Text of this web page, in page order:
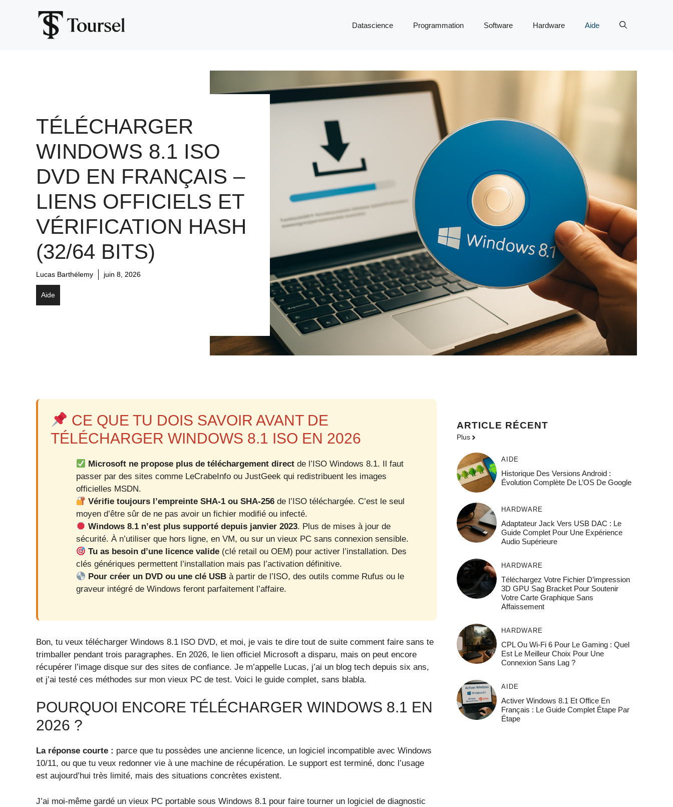
Datascience Programmation Software Hardware Aide
TÉLÉCHARGER
WINDOWS 8.1 ISO
DVD EN FRANÇAIS –
LIENS OFFICIELS ET
VÉRIFICATION HASH
(32/64 BITS)
Lucas Barthélemy juin 8, 2026
Aide
CE QUE TU DOIS SAVOIR AVANT DE
TÉLÉCHARGER WINDOWS 8.1 ISO EN 2026
Microsoft ne propose plus de téléchargement direct de l’ISO Windows 8.1. Il faut
passer par des sites comme LeCrabeInfo ou JustGeek qui redistribuent les images
officielles MSDN.
Vérifie toujours l’empreinte SHA‑1 ou SHA‑256 de l’ISO téléchargée. C’est le seul
moyen d’être sûr de ne pas avoir un fichier modifié ou infecté.
Windows 8.1 n’est plus supporté depuis janvier 2023. Plus de mises à jour de
sécurité. À n’utiliser que hors ligne, en VM, ou sur un vieux PC sans connexion sensible.
Tu as besoin d’une licence valide (clé retail ou OEM) pour activer l’installation. Des
clés génériques permettent l’installation mais pas l’activation définitive.
Pour créer un DVD ou une clé USB à partir de l’ISO, des outils comme Rufus ou le
graveur intégré de Windows feront parfaitement l’affaire.
Bon, tu veux télécharger Windows 8.1 ISO DVD, et moi, je vais te dire tout de suite comment faire sans te
trimballer pendant trois paragraphes. En 2026, le lien officiel Microsoft a disparu, mais on peut encore
récupérer l’image disque sur des sites de confiance. Je m’appelle Lucas, j’ai un blog tech depuis six ans,
et j’ai testé ces méthodes sur mon vieux PC de test. Voici le guide complet, sans blabla.
POURQUOI ENCORE TÉLÉCHARGER WINDOWS 8.1 EN
2026 ?
La réponse courte : parce que tu possèdes une ancienne licence, un logiciel incompatible avec Windows
10/11, ou que tu veux redonner vie à une machine de récupération. Le support est terminé, donc l’usage
est aujourd’hui très limité, mais des situations concrètes existent.
J’ai moi‑même gardé un vieux PC portable sous Windows 8.1 pour faire tourner un logiciel de diagnostic
ARTICLE RÉCENT
Plus
AIDE
Historique Des Versions Android :
Évolution Complète De L’OS De Google
HARDWARE
Adaptateur Jack Vers USB DAC : Le
Guide Complet Pour Une Expérience
Audio Supérieure
HARDWARE
Téléchargez Votre Fichier D’impression
3D GPU Sag Bracket Pour Soutenir
Votre Carte Graphique Sans
Affaissement
HARDWARE
CPL Ou Wi-Fi 6 Pour Le Gaming : Quel
Est Le Meilleur Choix Pour Une
Connexion Sans Lag ?
AIDE
Activer Windows 8.1 Et Office En
Français : Le Guide Complet Étape Par
Étape